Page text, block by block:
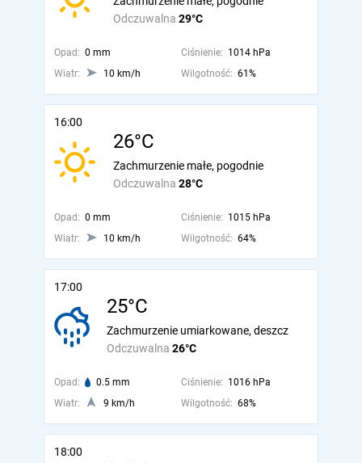
Odczuwalna 29°C
Opad: 0 mm Ciśnienie: 1014 hPa
Wiatr:
10 km/h Wilgotność: 61%
16:00
26°C
Odczuwalna 28°C
Zachmurzenie małe, pogodnie
Opad: 0 mm Ciśnienie: 1015 hPa
Wiatr:
10 km/h Wilgotność: 64%
17:00
25°C
Odczuwalna 26°C
Zachmurzenie umiarkowane, deszcz
Opad: 0.5 mm Ciśnienie: 1016 hPa
Wiatr:
9 km/h Wilgotność: 68%
18:00